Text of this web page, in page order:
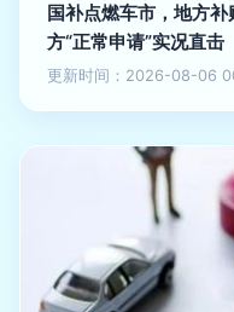
国补点燃车市，地方
方“正常申请”实况直击
更新时间：2026-08-06